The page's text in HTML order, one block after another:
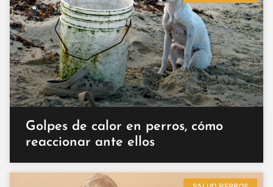
Golpes de calor en perros, cómo
reaccionar ante ellos